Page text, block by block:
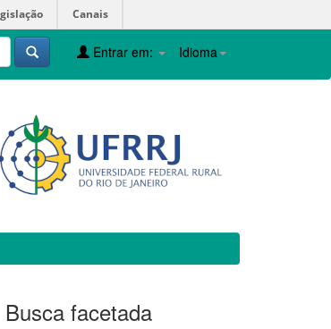
Canais
Idioma
Entrar em:
Busca facetada